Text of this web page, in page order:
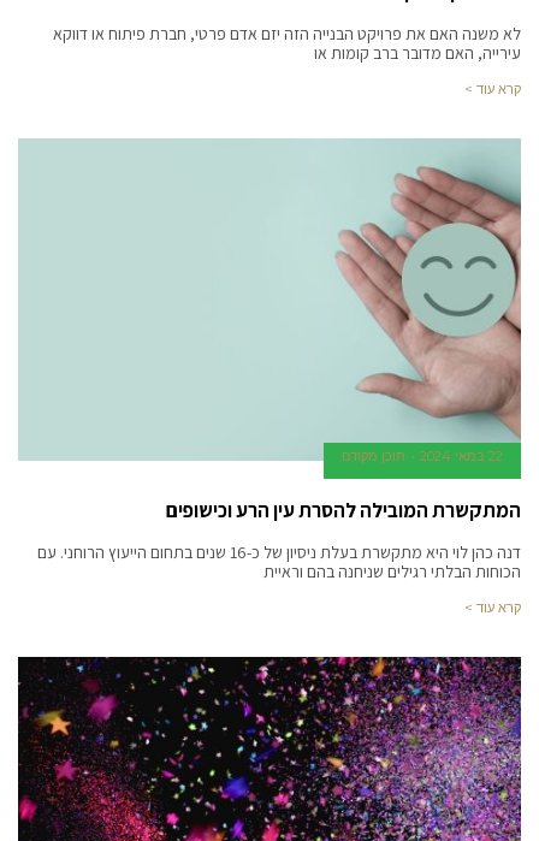
לא משנה האם את פרויקט הבנייה הזה יזם אדם פרטי, חברת פיתוח או דווקא
עירייה, האם מדובר ברב קומות או
קרא עוד >
22 במאי 2024 תוכן מקודם
המתקשרת המובילה להסרת עין הרע וכישופים
דנה כהן לוי היא מתקשרת בעלת ניסיון של כ-16 שנים בתחום הייעוץ הרוחני. עם
הכוחות הבלתי רגילים שניחנה בהם וראיית
קרא עוד >